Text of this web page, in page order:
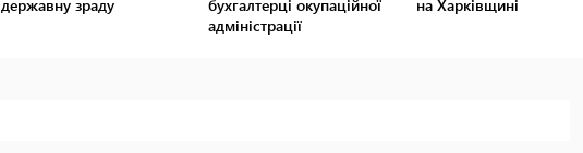
державну зраду
бухгалтерці окупаційної
адміністрації
на Харківщині